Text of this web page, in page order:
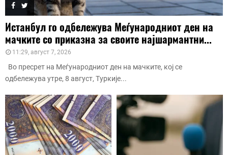
Истанбул го одбележува Меѓународниот ден на
мачките со приказна за своите најшармантни...
11:29, август 7, 2026
Во пресрет на Меѓународниот ден на мачките, кој се
одбележува утре, 8 август, Туркије...